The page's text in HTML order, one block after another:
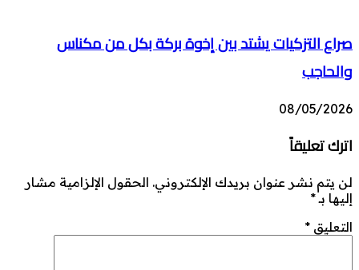
صراع التزكيات يشتد بين إخوة بركة بكل من مكناس
والحاجب
08/05/2026
اترك تعليقاً
لن يتم نشر عنوان بريدك الإلكتروني. الحقول الإلزامية مشار
إليها بـ*
التعليق *